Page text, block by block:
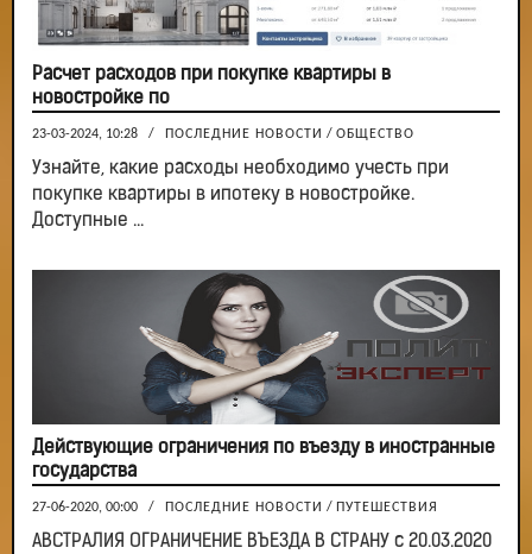
Расчет расходов при покупке квартиры в
новостройке по
23-03-2024, 10:28 / ПОСЛЕДНИЕ НОВОСТИ / ОБЩЕСТВО
Узнайте, какие расходы необходимо учесть при
покупке квартиры в ипотеку в новостройке.
Доступные ...
Действующие ограничения по въезду в иностранные
государства
27-06-2020, 00:00 / ПОСЛЕДНИЕ НОВОСТИ / ПУТЕШЕСТВИЯ
АВСТРАЛИЯ ОГРАНИЧЕНИЕ ВЪЕЗДА В СТРАНУ с 20.03.2020